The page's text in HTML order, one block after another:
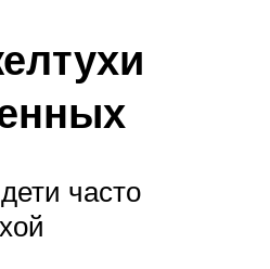
часто